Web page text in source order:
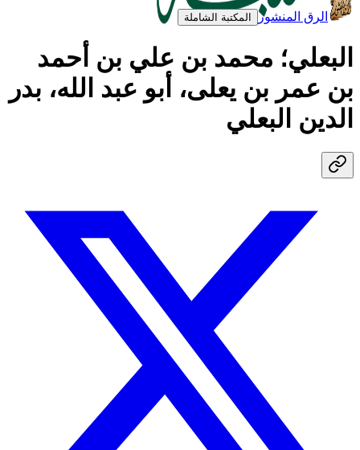
الرق المنشور المكتبة الشاملة
البعلي؛ محمد بن علي بن أحمد
بن عمر بن يعلى، أبو عبد الله، بدر
الدين البعلي